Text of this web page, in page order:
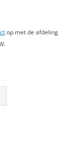
op met de afdeling